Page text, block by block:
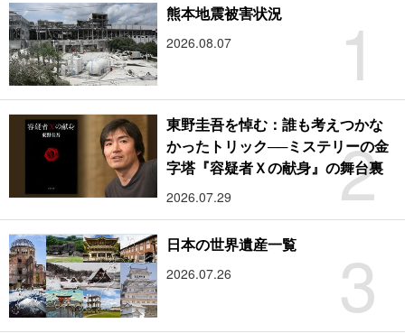
1
熊本地震被害状況
2026.08.07
2
東野圭吾を悼む：誰も考えつかな
かったトリック──ミステリーの金
字塔『容疑者Ｘの献身』の舞台裏
2026.07.29
3
日本の世界遺産一覧
2026.07.26